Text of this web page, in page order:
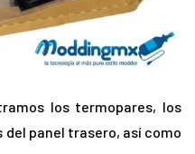
los termopares, los
panel trasero, así como